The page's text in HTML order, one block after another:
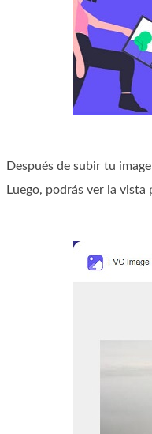
Después de subir tu
Luego, podrás ver la